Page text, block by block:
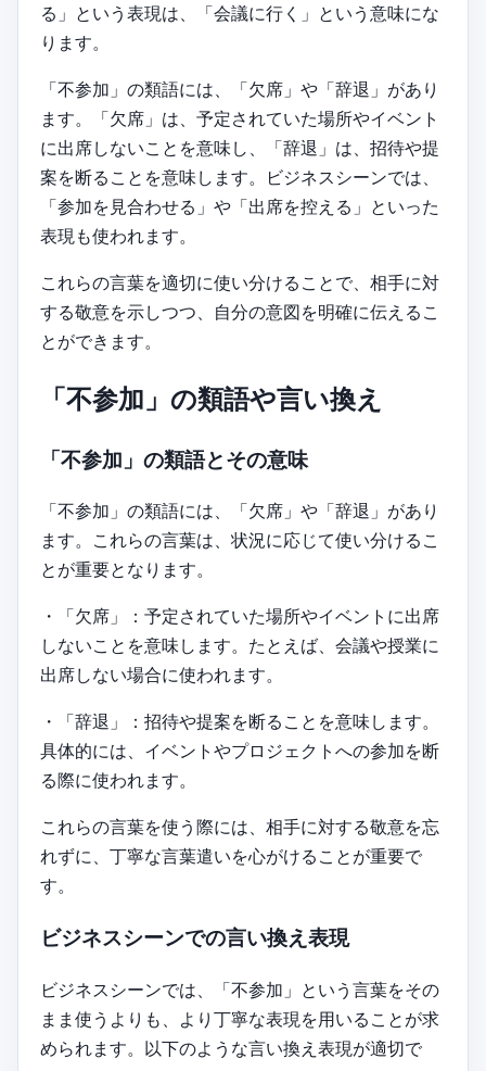
る」という表現は、「会議に行く」という意味にな
ります。
「不参加」の類語には、「欠席」や「辞退」があり
ます。「欠席」は、予定されていた場所やイベント
に出席しないことを意味し、「辞退」は、招待や提
案を断ることを意味します。ビジネスシーンでは、
「参加を見合わせる」や「出席を控える」といった
表現も使われます。
これらの言葉を適切に使い分けることで、相手に対
する敬意を示しつつ、自分の意図を明確に伝えるこ
とができます。
「不参加」の類語や言い換え
「不参加」の類語とその意味
「不参加」の類語には、「欠席」や「辞退」があり
ます。これらの言葉は、状況に応じて使い分けるこ
とが重要となります。
・「欠席」：予定されていた場所やイベントに出席
しないことを意味します。たとえば、会議や授業に
出席しない場合に使われます。
・「辞退」：招待や提案を断ることを意味します。
具体的には、イベントやプロジェクトへの参加を断
る際に使われます。
これらの言葉を使う際には、相手に対する敬意を忘
れずに、丁寧な言葉遣いを心がけることが重要で
す。
ビジネスシーンでの言い換え表現
ビジネスシーンでは、「不参加」という言葉をその
まま使うよりも、より丁寧な表現を用いることが求
められます。以下のような言い換え表現が適切で